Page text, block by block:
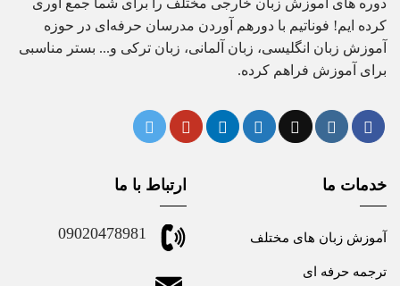
کرده ایم! فوناتیم با دورهم آوردن مدرسان حرفه‌ای در حوزه
آموزش زبان انگلیسی، زبان آلمانی، زبان ترکی و... بستر مناسبی
برای آموزش فراهم کرده.
خدمات ما
آموزش زبان های مختلف
ترجمه حرفه ای
ارتباط با ما
09020478981